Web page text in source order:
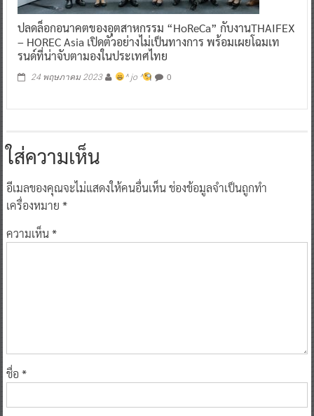
ปลดล็อกอนาคตของอุตสาหกรรม “HoReCa” กับงานTHAIFEX
– HOREC Asia เปิดตัวอย่างไม่เป็นทางการ พร้อมเผยโฉมเท
รนด์ที่น่าจับตามองในประเทศไทย
24 พฤษภาคม 2023 ^ jo ^ 0
ใส่ความเห็น
อีเมลของคุณจะไม่แสดงให้คนอื่นเห็นช่องข้อมูลจำเป็นถูกทำ
เครื่องหมาย *
ความเห็น*
ชื่อ *